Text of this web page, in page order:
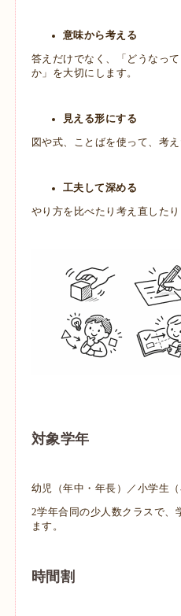
意味から考える
答えだけでなく、「どうなっ
か」を大切にします。
見える形にする
図や式、ことばを使って、考
工夫して深める
やり方を比べたり考え直した
対象学年
幼児（年中・年長）／小学生（
2学年合同の少人数クラスで、
ます。
時間割